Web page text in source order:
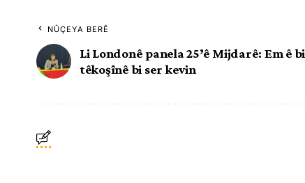
NÛÇEYA BERÊ
Li Londonê panela 25’ê Mijdarê: Em ê bi
têkoşînê bi ser kevin